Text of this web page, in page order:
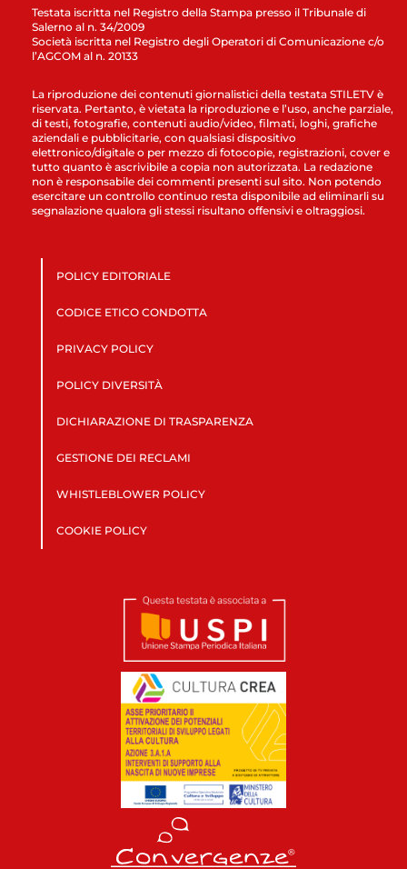
Testata iscritta nel Registro della Stampa presso il Tribunale di
Salerno al n. 34/2009
Società iscritta nel Registro degli Operatori di Comunicazione c/o
l’AGCOM al n. 20133
La riproduzione dei contenuti giornalistici della testata STILETV è
riservata. Pertanto, è vietata la riproduzione e l’uso, anche parziale,
di testi, fotografie, contenuti audio/video, filmati, loghi, grafiche
aziendali e pubblicitarie, con qualsiasi dispositivo
elettronico/digitale o per mezzo di fotocopie, registrazioni, cover e
tutto quanto è ascrivibile a copia non autorizzata. La redazione
non è responsabile dei commenti presenti sul sito. Non potendo
esercitare un controllo continuo resta disponibile ad eliminarli su
segnalazione qualora gli stessi risultano offensivi e oltraggiosi.
POLICY EDITORIALE
CODICE ETICO CONDOTTA
PRIVACY POLICY
POLICY DIVERSITÀ
DICHIARAZIONE DI TRASPARENZA
GESTIONE DEI RECLAMI
WHISTLEBLOWER POLICY
COOKIE POLICY